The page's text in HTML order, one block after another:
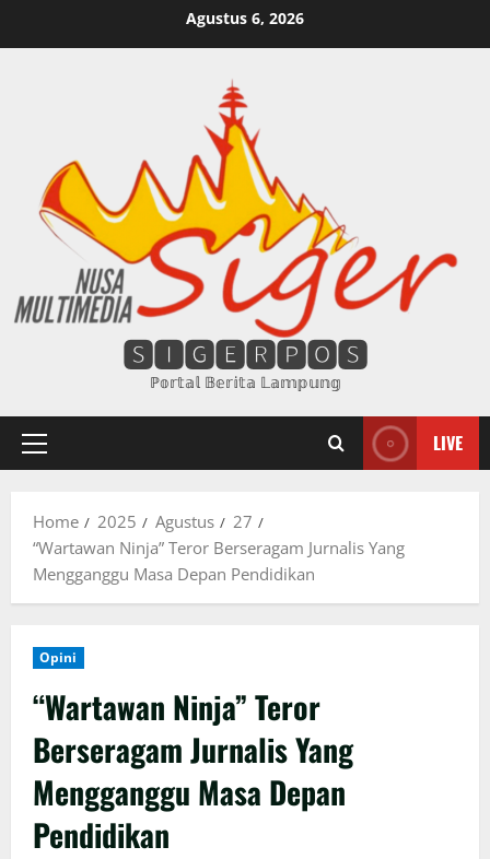
Agustus 6, 2026
🆂🅸🅶🅴🆁🅿🅾🆂
ℙ𝕠𝕣𝕥𝕒𝕝 𝔹𝕖𝕣𝕚𝕥𝕒 𝕃𝕒𝕞𝕡𝕦𝕟𝕘
Primary
LIVE
Home 2025 Agustus
27
“Wartawan Ninja” Teror Berseragam Jurnalis Yang
Mengganggu Masa Depan Pendidikan
Opini
“Wartawan Ninja” Teror
Berseragam Jurnalis Yang
Mengganggu Masa Depan
Pendidikan